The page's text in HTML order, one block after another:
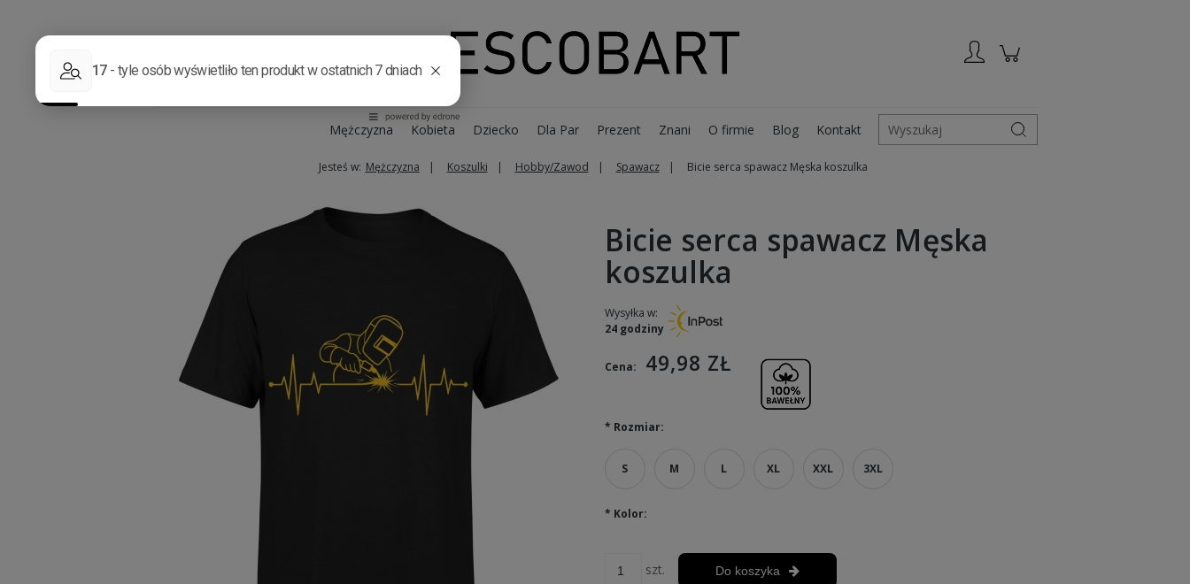
Mężczyzna Kobieta Dziecko Dla Par Prezent Znani O firmie Blog Kontakt Wyszukaj
Jesteś w: Mężczyzna Koszulki Hobby/Zawod Spawacz Bicie serca spawacz Męska koszulka
Bicie serca spawacz Męska
koszulka
Wysyłka w:
24 godziny
Cena: 49,98 ZŁ
* Rozmiar:
S M L XL XXL 3XL
* Kolor:
szt. Do koszyka